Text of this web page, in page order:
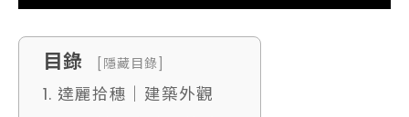
目錄 [隱藏目錄]
1. 達麗拾穗｜建築外觀